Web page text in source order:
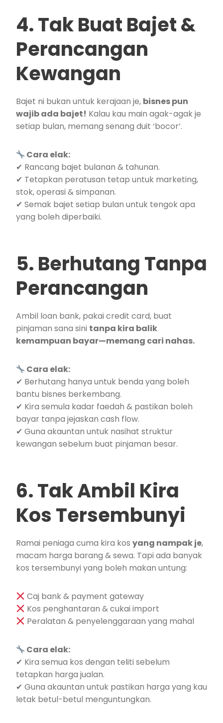
4. Tak Buat Bajet &
Perancangan
Kewangan
Bajet ni bukan untuk kerajaan je, bisnes pun
wajib ada bajet! Kalau kau main agak-agak je
setiap bulan, memang senang duit ‘bocor’.
Cara elak:
✔ Rancang bajet bulanan & tahunan.
✔ Tetapkan peratusan tetap untuk marketing,
stok, operasi & simpanan.
✔ Semak bajet setiap bulan untuk tengok apa
yang boleh diperbaiki.
5. Berhutang Tanpa
Perancangan
Ambil loan bank, pakai credit card, buat
pinjaman sana sini tanpa kira balik
kemampuan bayar—memang cari nahas.
Cara elak:
✔ Berhutang hanya untuk benda yang boleh
bantu bisnes berkembang.
✔ Kira semula kadar faedah & pastikan boleh
bayar tanpa jejaskan cash flow.
✔ Guna akauntan untuk nasihat struktur
kewangan sebelum buat pinjaman besar.
6. Tak Ambil Kira
Kos Tersembunyi
Ramai peniaga cuma kira kos yang nampak je,
macam harga barang & sewa. Tapi ada banyak
kos tersembunyi yang boleh makan untung:
Caj bank & payment gateway
Kos penghantaran & cukai import
Peralatan & penyelenggaraan yang mahal
Cara elak:
✔ Kira semua kos dengan teliti sebelum
tetapkan harga jualan.
✔ Guna akauntan untuk pastikan harga yang kau
letak betul-betul menguntungkan.